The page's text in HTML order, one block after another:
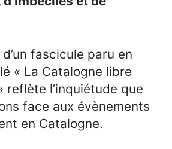
fascicule paru en
« La Catalogne libre
reflète l’inquiétude que
face aux évènements
en Catalogne.